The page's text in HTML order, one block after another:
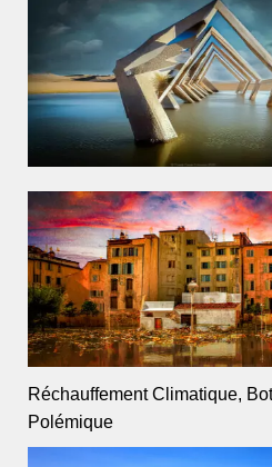
Réchauffement Climatique,
Polémique